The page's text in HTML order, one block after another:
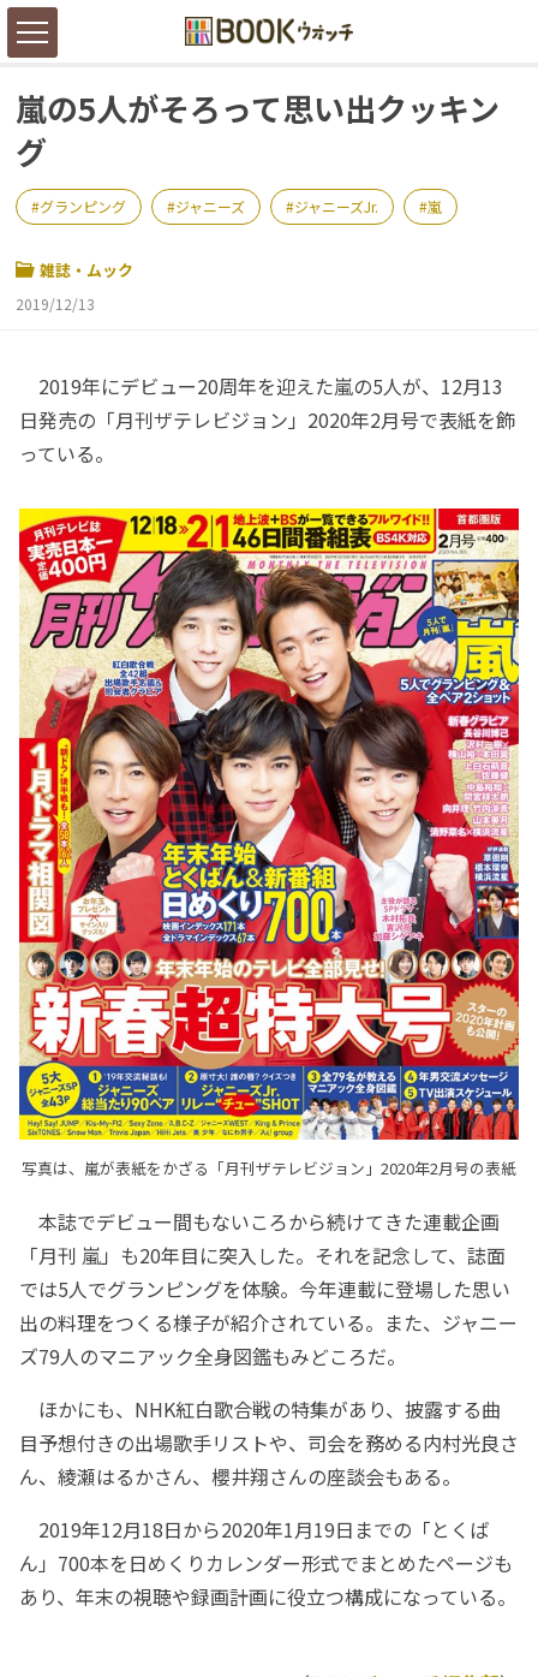
嵐の5人がそろって思い出クッキン
グ
グランピング ジャニーズ ジャニーズJr. 嵐
雑誌・ムック
2019/12/13
2019年にデビュー20周年を迎えた嵐の5人が、12月13
日発売の「月刊ザテレビジョン」2020年2月号で表紙を飾
っている。
写真は、嵐が表紙をかざる「月刊ザテレビジョン」2020年2月号の表紙
本誌でデビュー間もないころから続けてきた連載企画
「月刊 嵐」も20年目に突入した。それを記念して、誌面
では5人でグランピングを体験。今年連載に登場した思い
出の料理をつくる様子が紹介されている。また、ジャニー
ズ79人のマニアック全身図鑑もみどころだ。
ほかにも、NHK紅白歌合戦の特集があり、披露する曲
目予想付きの出場歌手リストや、司会を務める内村光良さ
ん、綾瀬はるかさん、櫻井翔さんの座談会もある。
2019年12月18日から2020年1月19日までの「とくば
ん」700本を日めくりカレンダー形式でまとめたページも
あり、年末の視聴や録画計画に役立つ構成になっている。